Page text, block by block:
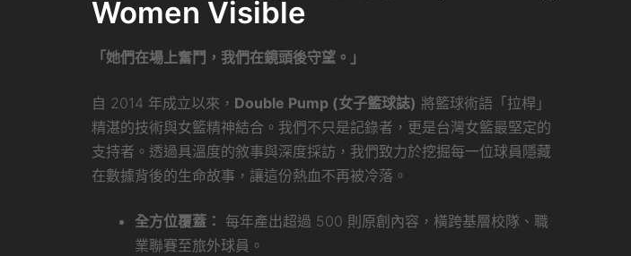
Women Visible
「她們在場上奮鬥，我們在鏡頭後守望。」
自 2014 年成立以來， Double Pump (女子籃球誌) 將籃球術語「拉桿」
精湛的技術與女籃精神結合。我們不只是記錄者，更是台灣女籃最堅定的
支持者。透過具溫度的敘事與深度採訪，我們致力於挖掘每一位球員隱藏
在數據背後的生命故事，讓這份熱血不再被冷落。
全方位覆蓋： 每年產出超過 500 則原創內容，橫跨基層校隊、職
業聯賽至旅外球員。